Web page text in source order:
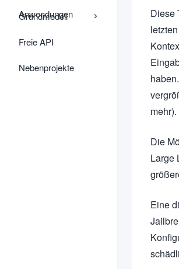
Anwendungen
Grundmodell
Freie API
Nebenprojekte
Diese
haben.
mehr).
Die
Large
Eine